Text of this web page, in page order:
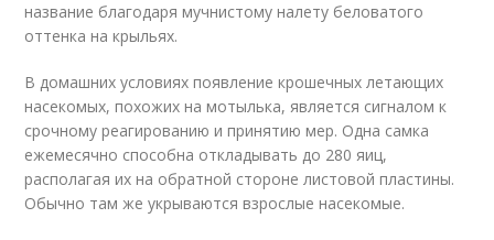
название благодаря мучнистому налету беловатого
оттенка на крыльях.
В домашних условиях появление крошечных летающих
насекомых, похожих на мотылька, является сигналом к
срочному реагированию и принятию мер. Одна самка
ежемесячно способна откладывать до 280 яиц,
располагая их на обратной стороне листовой пластины.
Обычно там же укрываются взрослые насекомые.